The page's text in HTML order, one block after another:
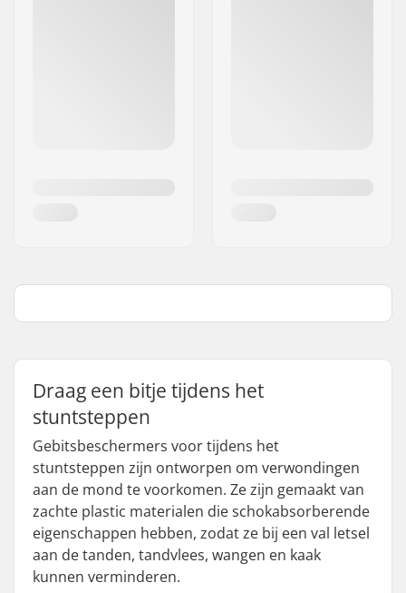
Draag een bitje tijdens het
stuntsteppen
Gebitsbeschermers voor tijdens het
stuntsteppen zijn ontworpen om verwondingen
aan de mond te voorkomen. Ze zijn gemaakt van
zachte plastic materialen die schokabsorberende
eigenschappen hebben, zodat ze bij een val letsel
aan de tanden, tandvlees, wangen en kaak
kunnen verminderen.